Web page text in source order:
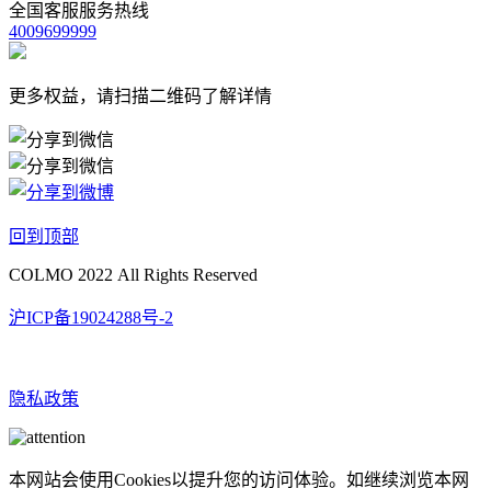
全国客服服务热线
4009699999
更多权益，请扫描二维码了解详情
回到顶部
COLMO 2022 All Rights Reserved
沪ICP备19024288号-2
隐私政策
本网站会使用Cookies以提升您的访问体验。如继续浏览本网